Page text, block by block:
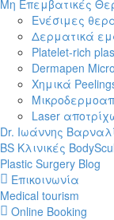
Μη Επεμβατικές
Ενέσιμες
Δερματικά
Platelet-rich
Dermapen
Χημικά
Laser
Dr. Ιωάννης
BS Κλινικές
Plastic Surgery Blog
Επικοινωνία
Medical tourism
Online Booking